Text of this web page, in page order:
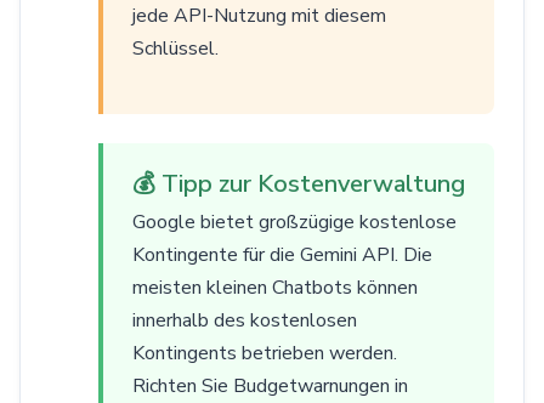
jede API-Nutzung mit diesem
Schlüssel.
💰 Tipp zur Kostenverwaltung
Google bietet großzügige kostenlose
Kontingente für die Gemini API. Die
meisten kleinen Chatbots können
innerhalb des kostenlosen
Kontingents betrieben werden.
Richten Sie Budgetwarnungen in